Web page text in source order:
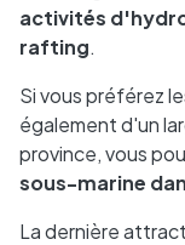
activités
rafting.
Si vous préférez
également d'un
province, vous
sous-marine
La dernière